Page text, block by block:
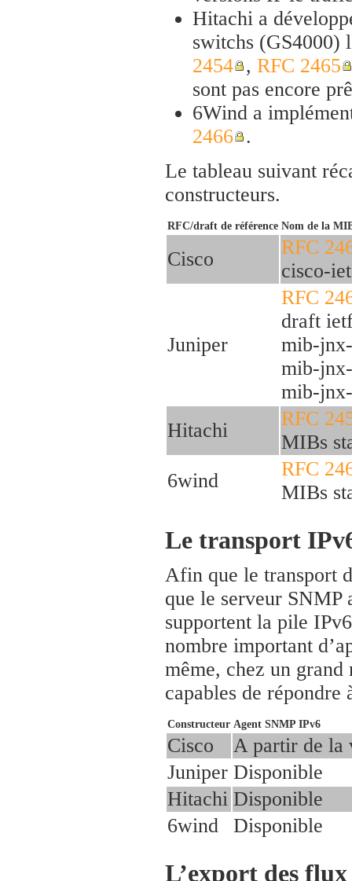
Hitachi a
switchs (GS4000)
2454 , RFC 2465
sont pas encore
6Wind a
2466 .
Le tableau suivant
constructeurs.
RFC/draft de référence Nom de la
Cisco
RFC
cisco-
Juniper
RFC
draft
mib-
mib-
mib-
Hitachi
RFC
MIBs
6wind
RFC
MIBs
Le transport
Afin que le transport
que le serveur SNMP
supportent la pile
nombre important
même, chez un grand
capables de répondre
Constructeur Agent SNMP IPv6
Cisco
A partir de la
Juniper Disponible
Hitachi Disponible
6wind
Disponible
L’export des